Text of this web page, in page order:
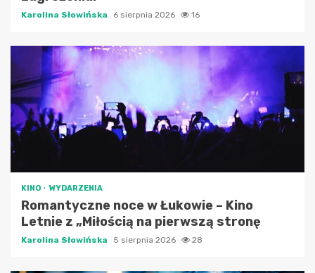
Karolina Słowińska 6 sierpnia 2026 16
KINO WYDARZENIA
Romantyczne noce w Łukowie – Kino
Letnie z „Miłością na pierwszą stronę
Karolina Słowińska 5 sierpnia 2026 28